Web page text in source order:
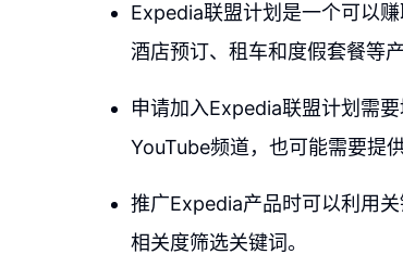
Expedia联盟计划是一个可以
酒店预订、租车和度假套餐等产
申请加入Expedia联盟计划需
YouTube频道，也可能需要提
推广Expedia产品时可以利用关
相关度筛选关键词。